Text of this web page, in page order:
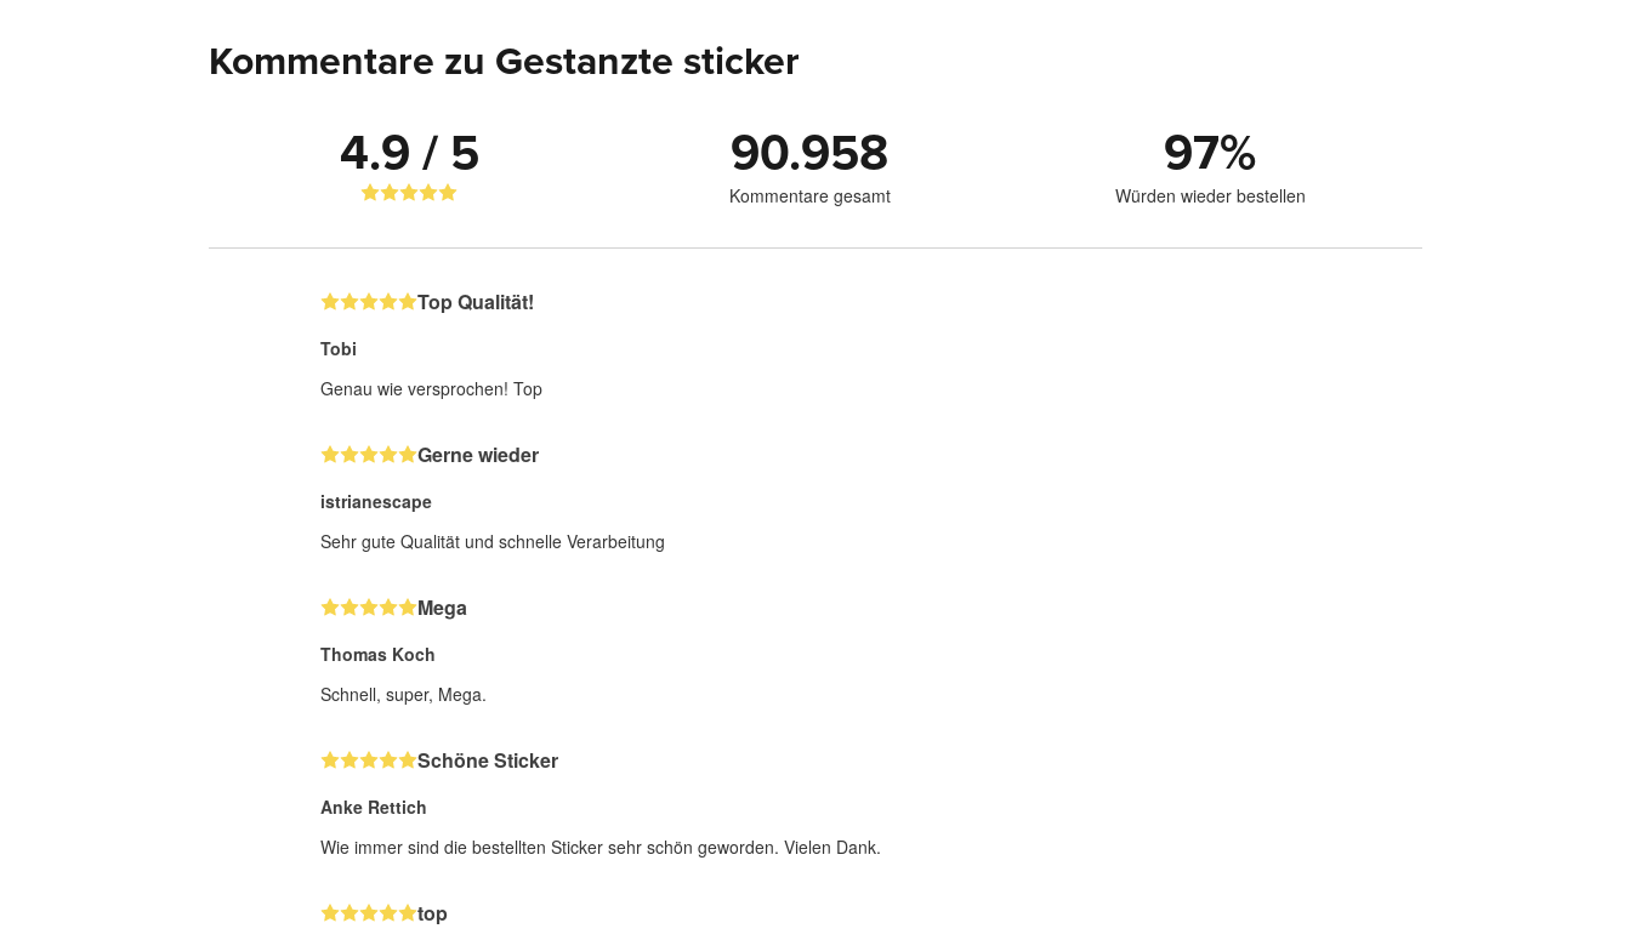
Kommentare zu Gestanzte sticker
4.9 / 5 90.958
Kommentare gesamt
97%
Würden wieder bestellen
Top Qualität!
Tobi
Genau wie versprochen! Top
Gerne wieder
istrianescape
Sehr gute Qualität und schnelle Verarbeitung
Mega
Thomas Koch
Schnell, super, Mega.
Schöne Sticker
Anke Rettich
Wie immer sind die bestellten Sticker sehr schön geworden. Vielen Dank.
top